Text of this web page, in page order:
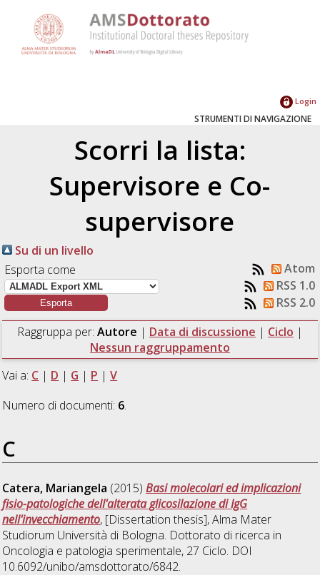
Login
STRUMENTI DI NAVIGAZIONE
Scorri la lista:
Supervisore e Co-
supervisore
Su di un livello
Esporta come
Atom
RSS 1.0
RSS 2.0
Raggruppa per: Autore | Data di discussione | Ciclo |
Nessun raggruppamento
Vai a: C | D | G | P |V
Numero di documenti: 6.
C
Catera, Mariangela (2015)Basi molecolari ed implicazioni
fisio-patologiche dell'alterata glicosilazione di IgG
nell'invecchiamento, [Dissertation thesis], Alma Mater
Studiorum Università di Bologna. Dottorato di ricerca in
Oncologia e patologia sperimentale, 27 Ciclo. DOI
10.6092/unibo/amsdottorato/6842.